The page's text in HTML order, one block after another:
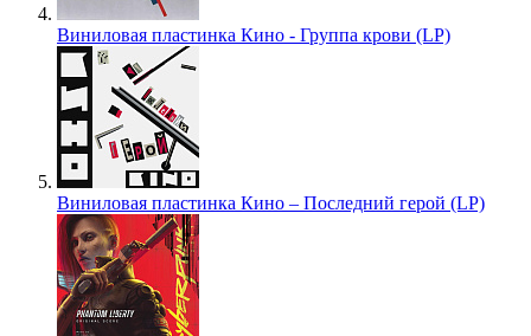
Виниловая пластинка Кино - Группа крови (LP)
Виниловая пластинка Кино – Последний герой (LP)